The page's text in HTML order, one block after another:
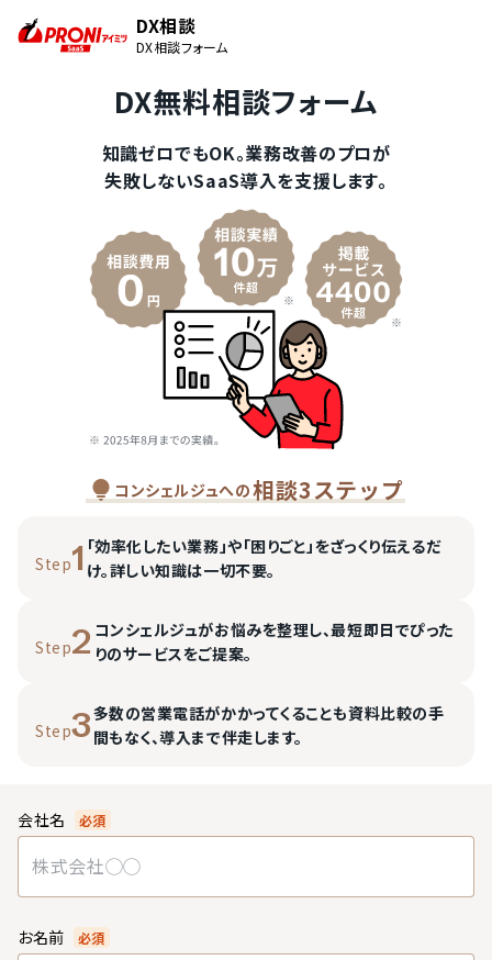
DX相談
DX相談フォーム
DX無料相談フォーム
知識ゼロでもOK。業務改善のプロが
失敗しないSaaS導入を支援します。
コンシェルジュへの相談3ステップ
Step1 「効率化したい業務」や「困りごと」をざっくり伝えるだ
け。詳しい知識は一切不要。
Step2 コンシェルジュがお悩みを整理し、最短即日でぴった
りのサービスをご提案。
Step3多数の営業電話がかかってくることも資料比較の手
間もなく、導入まで伴走します。
会社名 必須
お名前 必須